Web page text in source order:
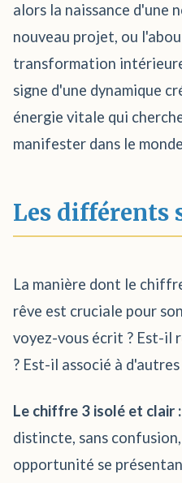
alors la naissance d'une
nouveau projet, ou
transformation
signe d'une dynamique
énergie vitale qui
manifester dans le
Les différents
La manière dont le
rêve est cruciale pour
voyez-vous écrit ? Est-il
? Est-il associé à
Le chiffre 3 isolé et clair :
distincte, sans
opportunité se